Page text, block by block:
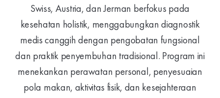
Swiss, Austria, dan Jerman berfokus pada
kesehatan holistik, menggabungkan diagnostik
medis canggih dengan pengobatan fungsional
dan praktik penyembuhan tradisional. Program ini
menekankan perawatan personal, penyesuaian
pola makan, aktivitas fisik, dan kesejahteraan